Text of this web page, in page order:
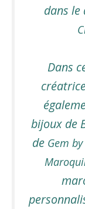
dans
Dans
bijoux de
de Gem